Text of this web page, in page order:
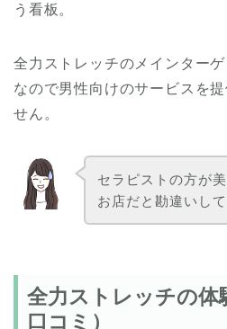
う看板。
全力ストレッチのメインター
なので男性向けのサービスを
せん。
セラピストの方が
お店だと勘違いし
全力ストレッチの体
口コミ）